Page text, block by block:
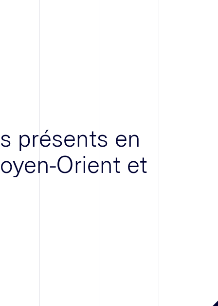
présents en
Orient et